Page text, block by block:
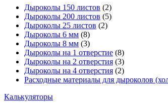
Дыроколы 150 листов (2)
Дыроколы 200 листов (5)
Дыроколы 25 листов (2)
Дыроколы 6 мм (8)
Дыроколы 8 мм (3)
Дыроколы на 1 отверстие (8)
Дыроколы на 2 отверстия (3)
Дыроколы на 4 отверстия (2)
Расходные материалы для дыроколов
Калькуляторы